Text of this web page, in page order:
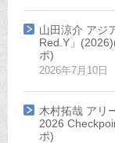
山田涼介 アジ
Red.Y」
ポ)
2026年7月10日
木村拓哉 アリ
2026
ポ)